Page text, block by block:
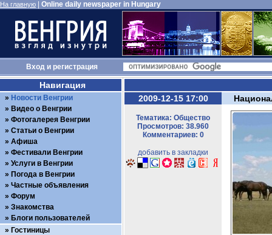
На главную Online daily newspaper in Hungary
Входи регистрация
2009-12-15 17:00
Тематика: Общество
Просмотров: 38.960
Комментариев: 0
добавить в закладки
Навигация
Новости Венгрии
Видео о Венгрии
Фотогалерея Венгрии
Статьи о Венгрии
Афиша
Фестивали Венгрии
Услуги в Венгрии
Погода в Венгрии
Частные объявления
Форум
Знакомства
Блоги пользователей
Гостиницы